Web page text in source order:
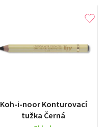
Koh-i-noor Konturovací
tužka Černá